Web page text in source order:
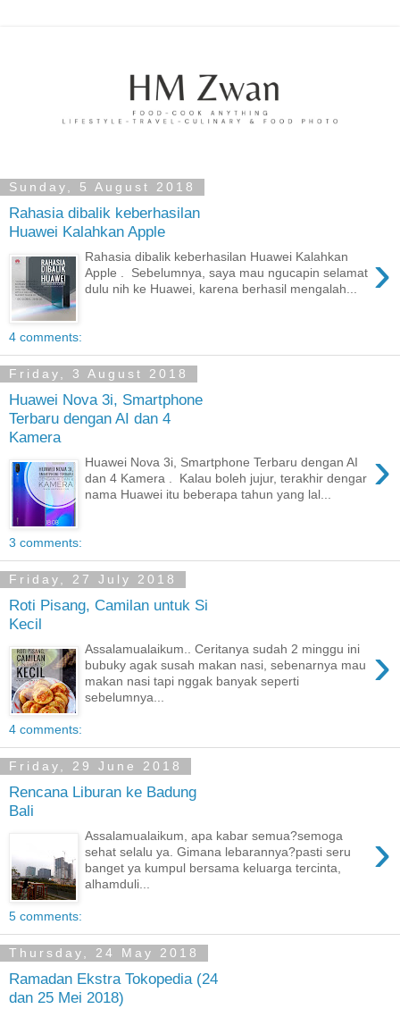
Sunday, 5 August 2018
Rahasia dibalik keberhasilan
Huawei Kalahkan Apple
›
Rahasia dibalik keberhasilan Huawei Kalahkan
Apple . Sebelumnya, saya mau ngucapin selamat
dulu nih ke Huawei, karena berhasil mengalah...
4 comments:
Friday, 3 August 2018
Huawei Nova 3i, Smartphone
Terbaru dengan AI dan 4
Kamera
›
Huawei Nova 3i, Smartphone Terbaru dengan AI
dan 4 Kamera . Kalau boleh jujur, terakhir dengar
nama Huawei itu beberapa tahun yang lal...
3 comments:
Friday, 27 July 2018
Roti Pisang, Camilan untuk Si
Kecil
›
Assalamualaikum.. Ceritanya sudah 2 minggu ini
bubuky agak susah makan nasi, sebenarnya mau
makan nasi tapi nggak banyak seperti
sebelumnya...
4 comments:
Friday, 29 June 2018
Rencana Liburan ke Badung
Bali
›
Assalamualaikum, apa kabar semua?semoga
sehat selalu ya. Gimana lebarannya?pasti seru
banget ya kumpul bersama keluarga tercinta,
alhamduli...
5 comments:
Thursday, 24 May 2018
Ramadan Ekstra Tokopedia (24
dan 25 Mei 2018)